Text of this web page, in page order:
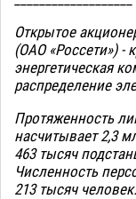
Открытое
(ОАО «Россети») -
энергетическая
распределение
Протяженность
насчитывает 2,3
463 тысяч
Численность
213 тысяч человек.